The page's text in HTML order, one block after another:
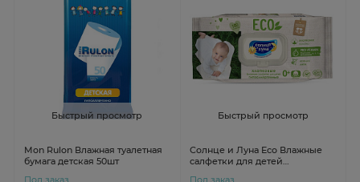
Быстрый просмотр
Mon Rulon Влажная туалетная
бумага детская 50шт
Под заказ
Быстрый просмотр
Солнце и Луна Eco Влажные
салфетки для детей
Под заказ